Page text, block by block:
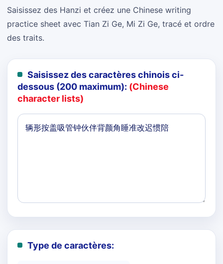
Saisissez des Hanzi et créez une Chinese writing
practice sheet avec Tian Zi Ge, Mi Zi Ge, tracé et ordre
des traits.
Saisissez des caractères chinois ci-
dessous (200 maximum): (Chinese
character lists)
Type de caractères: